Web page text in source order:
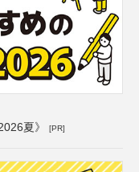
夏》 [PR]